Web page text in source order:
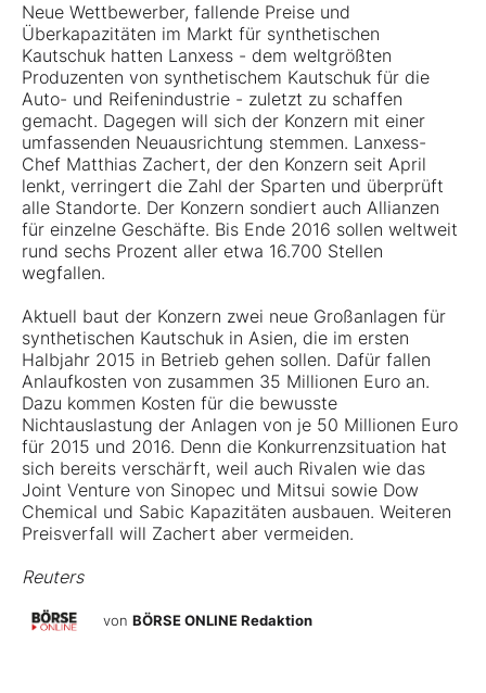
Neue Wettbewerber, fallende Preise und
Überkapazitäten im Markt für synthetischen
Kautschuk hatten Lanxess - dem weltgrößten
Produzenten von synthetischem Kautschuk für die
Auto- und Reifenindustrie - zuletzt zu schaffen
gemacht. Dagegen will sich der Konzern mit einer
umfassenden Neuausrichtung stemmen. Lanxess-
Chef Matthias Zachert, der den Konzern seit April
lenkt, verringert die Zahl der Sparten und überprüft
alle Standorte. Der Konzern sondiert auch Allianzen
für einzelne Geschäfte. Bis Ende 2016 sollen weltweit
rund sechs Prozent aller etwa 16.700 Stellen
wegfallen.
Aktuell baut der Konzern zwei neue Großanlagen für
synthetischen Kautschuk in Asien, die im ersten
Halbjahr 2015 in Betrieb gehen sollen. Dafür fallen
Anlaufkosten von zusammen 35 Millionen Euro an.
Dazu kommen Kosten für die bewusste
Nichtauslastung der Anlagen von je 50 Millionen Euro
für 2015 und 2016. Denn die Konkurrenzsituation hat
sich bereits verschärft, weil auch Rivalen wie das
Joint Venture von Sinopec und Mitsui sowie Dow
Chemical und Sabic Kapazitäten ausbauen. Weiteren
Preisverfall will Zachert aber vermeiden.
Reuters
von BÖRSE ONLINE Redaktion